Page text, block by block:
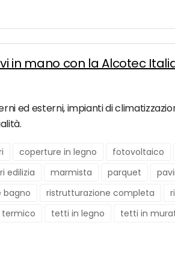
in mano con la Alcotec
ed esterni, impianti di
coperture in legno fotovoltaico
edilizia marmista parquet
bagno ristrutturazione completa
termico tetti in legno tetti in